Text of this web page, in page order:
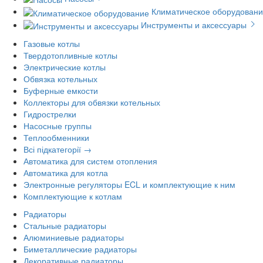
Климатическое
Инструменты и аксессуары
Газовые котлы
Твердотопливные котлы
Электрические котлы
Обвязка котельных
Буферные емкости
Коллекторы для обвязки котельных
Гидрострелки
Насосные группы
Теплообменники
Всі підкатегорії →
Автоматика для систем отопления
Автоматика для котла
Электронные регуляторы ECL и комплектующие к ним
Комплектующие к котлам
Радиаторы
Стальные радиаторы
Алюминиевые радиаторы
Биметаллические радиаторы
Декоративные радиаторы